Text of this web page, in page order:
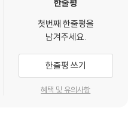
한줄평
첫번째 한줄평을
남겨주세요.
한줄평 쓰기
혜택 및 유의사항